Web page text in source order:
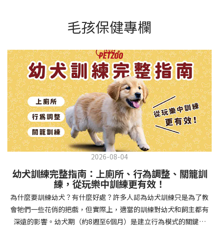
毛孩保健專欄
2026-08-04
幼犬訓練完整指南：上廁所、行為調整、關籠訓
練，從玩樂中訓練更有效！
為什麼要訓練幼犬？有什麼好處？許多人認為幼犬訓練只是為了教
會牠們一些花俏的把戲，但實際上，適當的訓練對幼犬和飼主都有
深遠的影響。幼犬期（約8週至6個月）是建立行為模式的關鍵時